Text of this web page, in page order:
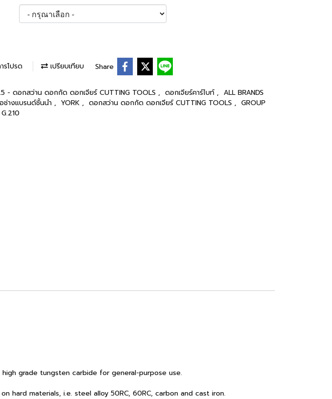
รโปรด เปรียบเทียบ Share
- ดอกสว่าน ดอกกัด ดอกเจียร์ CUTTING TOOLS , ดอกเจียร์คาร์ไบท์ , ALL BRANDS
ช่างแบรนด์ชั้นนำ , YORK , ดอกสว่าน ดอกกัด ดอกเจียร์ CUTTING TOOLS , GROUP
G.210
grade tungsten carbide for general-purpose use.
hard materials, i.e. steel alloy 50RC, 60RC, carbon and cast iron.